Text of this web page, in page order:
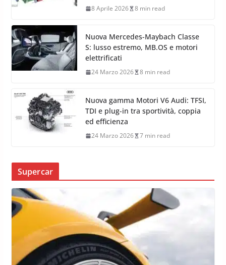
8 Aprile 2026 8 min read
Nuova Mercedes-Maybach Classe
S: lusso estremo, MB.OS e motori
elettrificati
24 Marzo 2026 8 min read
Nuova gamma Motori V6 Audi: TFSI,
TDI e plug-in tra sportività, coppia
ed efficienza
24 Marzo 2026 7 min read
Supercar